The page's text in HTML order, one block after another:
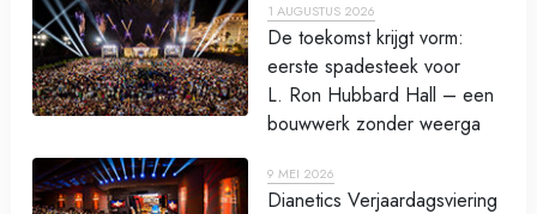
1 AUGUSTUS 2026
De toekomst krijgt vorm:
eerste spadesteek voor
L. Ron Hubbard Hall – een
bouwwerk zonder weerga
9 MEI 2026
Dianetics Verjaardagsviering